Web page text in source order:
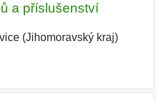
a příslušenství
(Jihomoravský kraj)|